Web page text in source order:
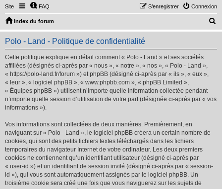
Site FAQ Connexion
S’enregistrer
Index du forum
e
Polo - Land - Politique de confidentialité
Cette politique explique en détail comment « Polo - Land » et ses sociétés
affiliées (désignés ci-après par « nous », « notre », « nos », « Polo - Land »,
« https://polo-land.fr/forum ») et phpBB (désigné ci-après par « ils », « eux »,
« leur », « logiciel phpBB », « www.phpbb.com », « phpBB Limited »,
« Équipes phpBB ») utilisent n’importe quelle information collectée pendant
n’importe quelle session d’utilisation de votre part (désignée ci-après par « vos
informations »).
Vos informations sont collectées de deux manières. Premièrement, en
naviguant sur « Polo - Land », le logiciel phpBB créera un certain nombre de
cookies, qui sont des petits fichiers textes téléchargés dans les fichiers
temporaires du navigateur Internet de votre ordinateur. Les deux premiers
cookies ne contiennent qu’un identifiant utilisateur (désigné ci-après par
« user-id ») et un identifiant de session invité (désigné ci-après par « session-
id »), qui vous sont automatiquement assignés par le logiciel phpBB. Un
troisième cookie sera créé une fois que vous naviguerez sur les sujets de